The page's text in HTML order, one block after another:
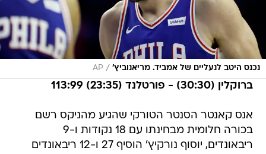
נכנס היטב לנעליים של אמביד. מריאנוביץ' /
AP
ברוקלין (30:30) - פורטלנד (23:35) 113:99
אנס קאנטר הסנטר הטורקי שהגיע מהניקס רשם
בכורה חלומית מבחינתו עם 18 נקודות ו-9
ריבאונדים, יוסוף נורקיץ' הוסיף 27 ו-12 ריבאונדים